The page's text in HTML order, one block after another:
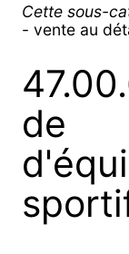
Cette sous-
- vente au